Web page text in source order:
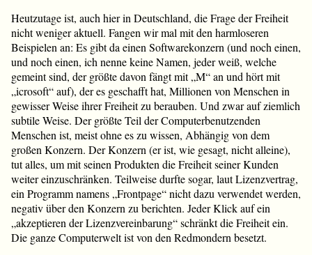
Heutzutage ist, auch hier in Deutschland, die Frage der Freiheit
nicht weniger aktuell. Fangen wir mal mit den harmloseren
Beispielen an: Es gibt da einen Softwarekonzern (und noch einen,
und noch einen, ich nenne keine Namen, jeder weiß, welche
gemeint sind, der größte davon fängt mit „M“ an und hört mit
„icrosoft“ auf), der es geschafft hat, Millionen von Menschen in
gewisser Weise ihrer Freiheit zu berauben. Und zwar auf ziemlich
subtile Weise. Der größte Teil der Computerbenutzenden
Menschen ist, meist ohne es zu wissen, Abhängig von dem
großen Konzern. Der Konzern (er ist, wie gesagt, nicht alleine),
tut alles, um mit seinen Produkten die Freiheit seiner Kunden
weiter einzuschränken. Teilweise durfte sogar, laut Lizenzvertrag,
ein Programm namens „Frontpage“ nicht dazu verwendet werden,
negativ über den Konzern zu berichten. Jeder Klick auf ein
„akzeptieren der Lizenzvereinbarung“ schränkt die Freiheit ein.
Die ganze Computerwelt ist von den Redmondern besetzt.